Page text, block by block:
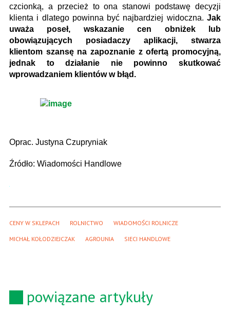
czcionką, a przecież to ona stanowi podstawę decyzji
klienta i dlatego powinna być najbardziej widoczna. Jak
uważa poseł, wskazanie cen obniżek lub
obowiązujących posiadaczy aplikacji, stwarza
klientom szansę na zapoznanie z ofertą promocyjną,
jednak to działanie nie powinno skutkować
wprowadzaniem klientów w błąd.
Oprac. Justyna Czupryniak
Źródło: Wiadomości Handlowe
CENY W SKLEPACH ROLNICTWO WIADOMOŚCI ROLNICZE
MICHAŁ KOŁODZIEJCZAK AGROUNIA SIECI HANDLOWE
powiązane artykuły